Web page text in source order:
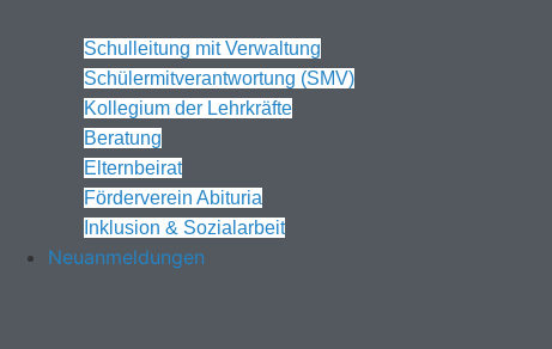
Schulleitung mit Verwaltung
Schülermitverantwortung (SMV)
Kollegium der Lehrkräfte
Beratung
Elternbeirat
Förderverein Abituria
Inklusion & Sozialarbeit
Neuanmeldungen